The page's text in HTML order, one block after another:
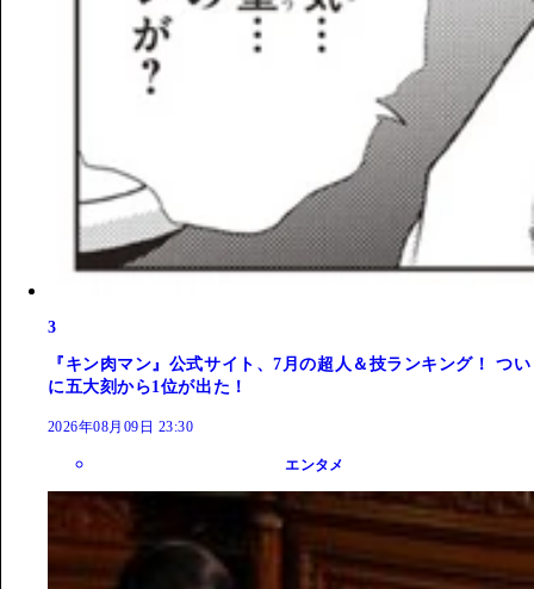
3
『キン肉マン』公式サイト、7月の超人＆技ランキング！ つい
に五大刻から1位が出た！
2026年08月09日 23:30
エンタメ